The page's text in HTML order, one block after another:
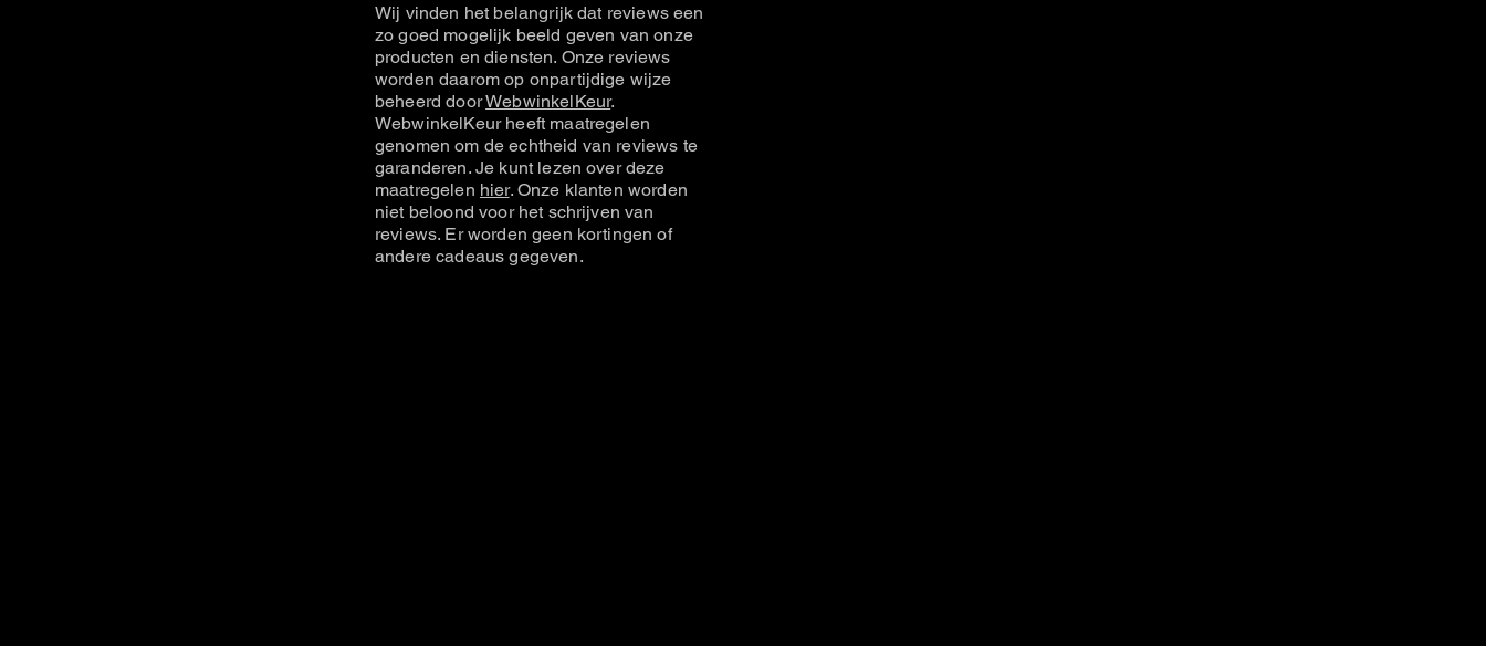
Wij vinden het belangrijk dat reviews een
zo goed mogelijk beeld geven van onze
producten en diensten. Onze reviews
worden daarom op onpartijdige wijze
beheerd doorWebwinkelKeur.
WebwinkelKeur heeft maatregelen
genomen om de echtheid van reviews te
garanderen. Je kunt lezen over deze
maatregelen hier. Onze klanten worden
niet beloond voor het schrijven van
reviews. Er worden geen kortingen of
andere cadeaus gegeven.